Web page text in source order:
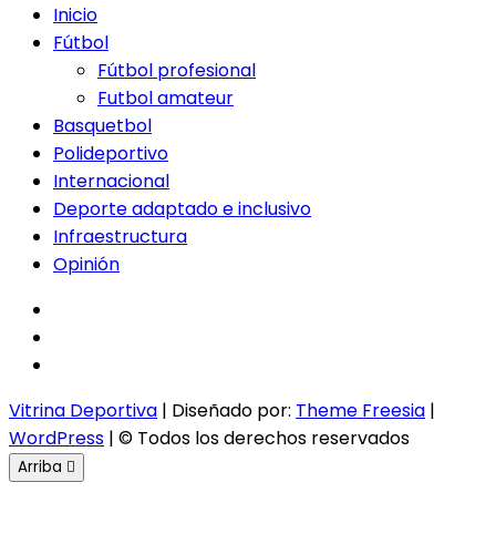
Inicio
Fútbol
Fútbol profesional
Futbol amateur
Basquetbol
Polideportivo
Internacional
Deporte adaptado e inclusivo
Infraestructura
Opinión
Vitrina Deportiva | Diseñado por: Theme Freesia |
WordPress | © Todos los derechos reservados
Arriba